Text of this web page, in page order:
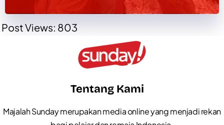
Post Views: 803
Tentang Kami
Majalah Sunday merupakan media online yang menjadi rekan